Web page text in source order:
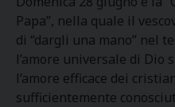
Papa”, nella quale il
di “dargli una mano” nel
l’amore universale di Dio
l’amore efficace dei
sufficientemente